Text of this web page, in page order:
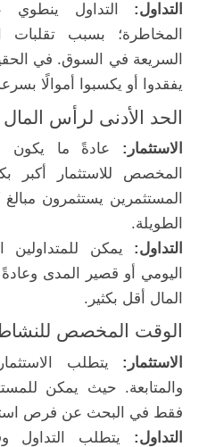
التداول:
التداول
المخاطرة؛ بسبب تقلبات
السريعة في السوق. في
يفقدوا أو يكسبوا أموالًا
الحد الأدنى لرأس المال
الاستثمار: عادةً ما يكون
المخصص للاستثمار أكبر
المستثمرين يستثمرون
الطويلة.
التداول: يمكن للمتداولين
اليومي أو قصير المدى
المال أقل بكثير.
الوقت المخصص
الاستثمار: يتطلب
والمتابعة. حيث يمكن
فقط في البحث عن فرص
التداول: يتطلب التداول